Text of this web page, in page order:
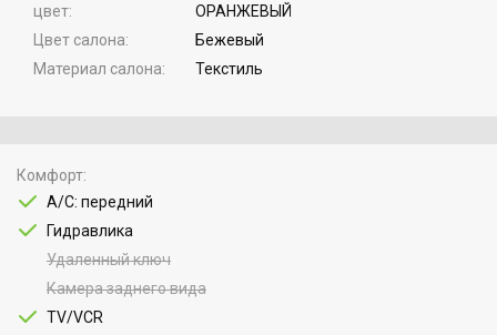
цвет
ОРАНЖЕВЫЙ
Цвет салона
Бежевый
Материал салона
Текстиль
Комфорт
A/C: передний
Гидравлика
Удаленный ключ
Камера заднего вида
TV/VCR